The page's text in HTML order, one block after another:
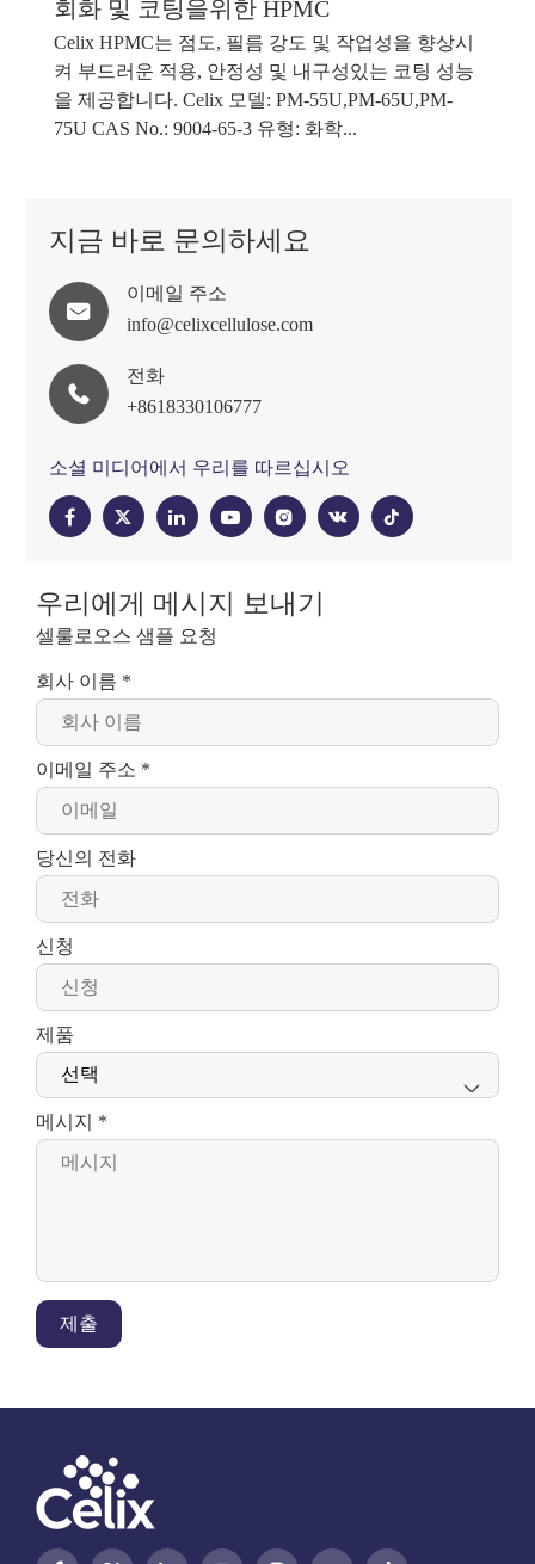
회화 및 코팅을위한 HPMC
Celix HPMC는 점도, 필름 강도 및 작업성을 향상시
켜 부드러운 적용, 안정성 및 내구성있는 코팅 성능
을 제공합니다. Celix 모델: PM-55U,PM-65U,PM-
75U CAS No.: 9004-65-3 유형: 화학...
지금 바로 문의하세요

이메일 주소
info@celixcellulose.com

전화
+8618330106777
소셜 미디어에서 우리를 따르십시오
   
우리에게 메시지 보내기
셀룰로오스 샘플 요청
회사 이름 *
이메일 주소 *
당신의 전화
신청
제품

메시지 *
제출